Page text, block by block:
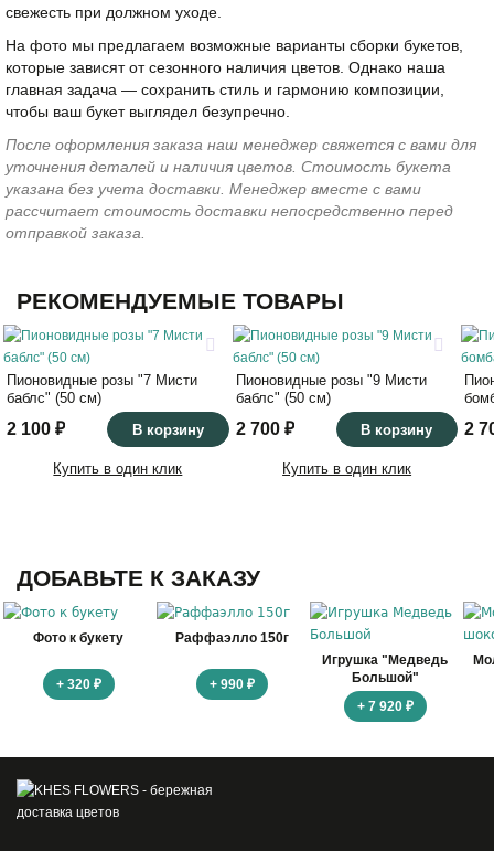
свежесть при должном уходе.
На фото мы предлагаем возможные варианты сборки букетов,
которые зависят от сезонного наличия цветов. Однако наша
главная задача — сохранить стиль и гармонию композиции,
чтобы ваш букет выглядел безупречно.
После оформления заказа наш менеджер свяжется с вами для
уточнения деталей и наличия цветов. Стоимость букета
указана без учета доставки. Менеджер вместе с вами
рассчитает стоимость доставки непосредственно перед
отправкой заказа.
РЕКОМЕНДУЕМЫЕ ТОВАРЫ
Пионовидные розы "7 Мисти
баблс" (50 см)
2 100 ₽ В корзину
Купить в один клик
Пионовидные розы "9 Мисти
баблс" (50 см)
2 700 ₽ В корзину
Купить в один клик
2
ДОБАВЬТЕ К ЗАКАЗУ
Фото к букету
+ 320 ₽
Раффаэлло 150г
+ 990 ₽
Игрушка "Медведь
Большой"
+ 7 920 ₽